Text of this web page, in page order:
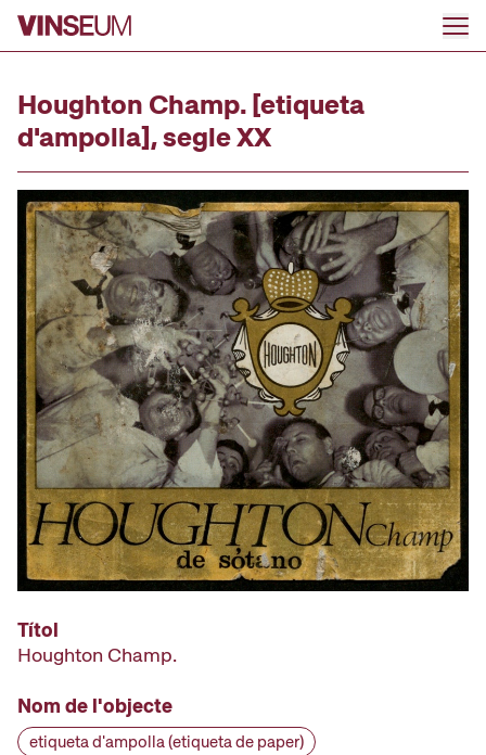
Anar al contingut
Houghton Champ. [etiqueta
d'ampolla], segle XX
Títol
Houghton Champ.
Nom de l'objecte
etiqueta d'ampolla (etiqueta de paper)